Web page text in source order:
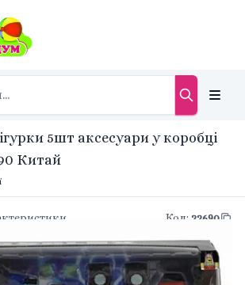
5шт аксесуари у коробці
Китай
Код: 22690